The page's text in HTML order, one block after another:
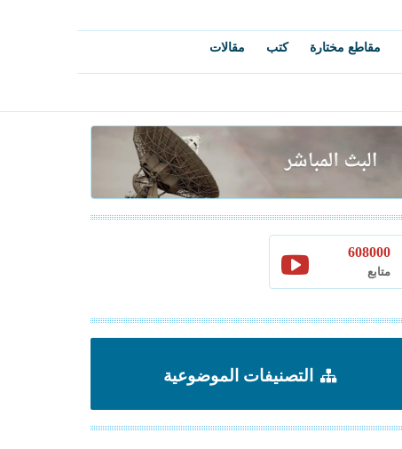
مقاطع مختارة كتب مقالات
608000
متابع
التصنيفات الموضوعية